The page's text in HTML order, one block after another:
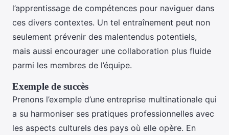
l’apprentissage de compétences pour naviguer dans
ces divers contextes. Un tel entraînement peut non
seulement prévenir des malentendus potentiels,
mais aussi encourager une collaboration plus fluide
parmi les membres de l’équipe.
Exemple de succès
Prenons l’exemple d’une entreprise multinationale qui
a su harmoniser ses pratiques professionnelles avec
les aspects culturels des pays où elle opère. En